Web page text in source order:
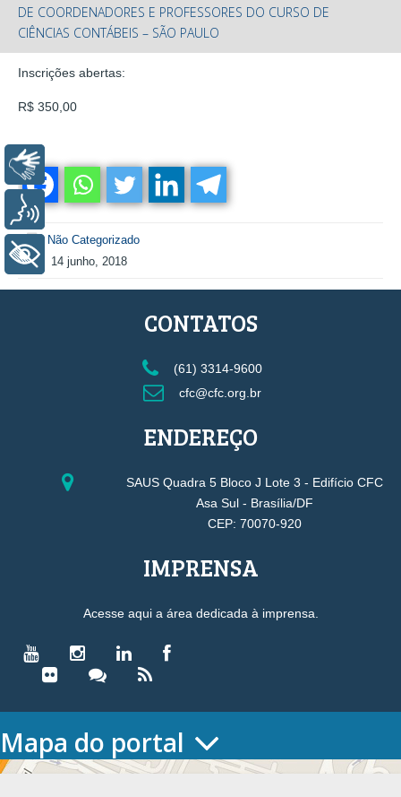
DE COORDENADORES E PROFESSORES DO CURSO DE
CIÊNCIAS CONTÁBEIS – SÃO PAULO
Inscrições abertas:
R$ 350,00
Não Categorizado
14 junho, 2018
CONTATOS
(61) 3314-9600
cfc@cfc.org.br
ENDEREÇO
SAUS Quadra 5 Bloco J Lote 3 - Edifício CFC
Asa Sul - Brasília/DF
CEP: 70070-920
IMPRENSA
Acesse aqui a área dedicada à imprensa.
Mapa do portal
HOME
Libras
Voz
+ Acessibilidade